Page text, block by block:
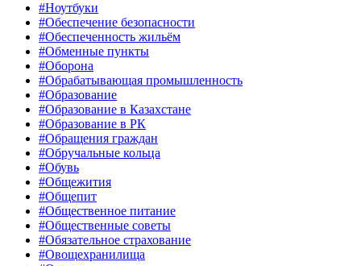
#Ноутбуки
#Обеспечение безопасности
#Обеспеченность жильём
#Обменные пункты
#Оборона
#Обрабатывающая промышленность
#Образование
#Образование в Казахстане
#Образование в РК
#Обращения граждан
#Обручальные кольца
#Обувь
#Общежития
#Общепит
#Общественное питание
#Общественные советы
#Обязательное страхование
#Овощехранилища